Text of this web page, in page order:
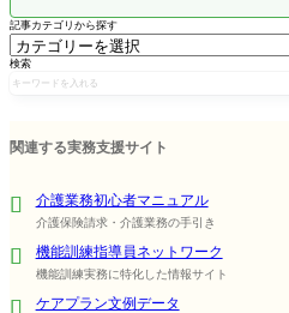
記事カテゴリから探す
検索
関連する実務支援サイト
介護業務初心者マニュアル
介護保険請求・介護業務の手引き
機能訓練指導員ネットワーク
機能訓練実務に特化した情報サイト
ケアプラン文例データ